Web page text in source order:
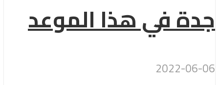
جدة في هذا الموعد
2022-06-06